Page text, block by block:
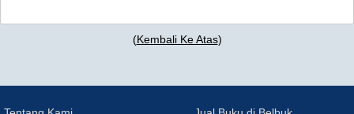
(Kembali Ke Atas)